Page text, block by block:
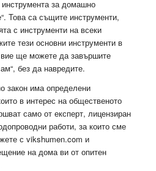
за домашно
Това са същите инструменти,
с инструменти на всеки
тези основни инструменти в
ще можете да завършите
без да навредите.
закон има определени
в интерес на общественото
само от експерт, лицензиран
работи, за които сме
с vikshumen.com и
на дома ви от опитен